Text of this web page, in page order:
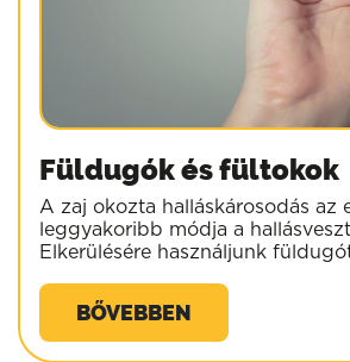
Füldugók és fültokok
A zaj okozta halláskárosodás az
leggyakoribb módja a
Elkerülésére használjunk
BŐVEBBEN